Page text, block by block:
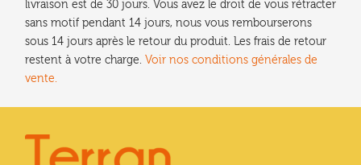
livraison est de 30 jours. Vous avez le droit de vous rétracter
sans motif pendant 14 jours, nous vous rembourserons
sous 14 jours après le retour du produit. Les frais de retour
restent à votre charge. Voir nos conditions générales de
vente.